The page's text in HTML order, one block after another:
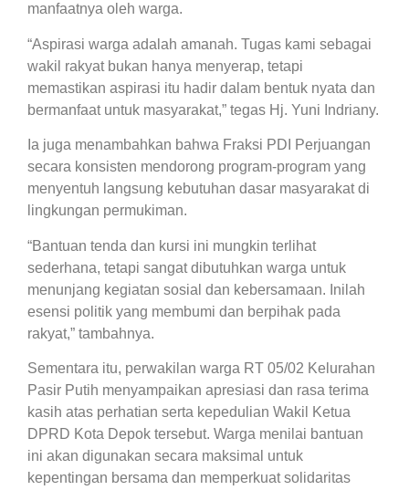
manfaatnya oleh warga.
“Aspirasi warga adalah amanah. Tugas kami sebagai
wakil rakyat bukan hanya menyerap, tetapi
memastikan aspirasi itu hadir dalam bentuk nyata dan
bermanfaat untuk masyarakat,” tegas Hj. Yuni Indriany.
Ia juga menambahkan bahwa Fraksi PDI Perjuangan
secara konsisten mendorong program-program yang
menyentuh langsung kebutuhan dasar masyarakat di
lingkungan permukiman.
“Bantuan tenda dan kursi ini mungkin terlihat
sederhana, tetapi sangat dibutuhkan warga untuk
menunjang kegiatan sosial dan kebersamaan. Inilah
esensi politik yang membumi dan berpihak pada
rakyat,” tambahnya.
Sementara itu, perwakilan warga RT 05/02 Kelurahan
Pasir Putih menyampaikan apresiasi dan rasa terima
kasih atas perhatian serta kepedulian Wakil Ketua
DPRD Kota Depok tersebut. Warga menilai bantuan
ini akan digunakan secara maksimal untuk
kepentingan bersama dan memperkuat solidaritas